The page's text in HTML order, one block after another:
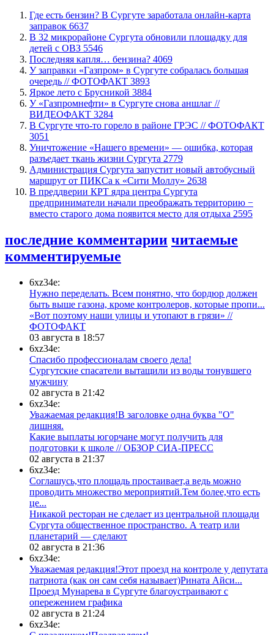
​Где есть бензин? В Сургуте заработала онлайн-карта
заправок 6637
В 32 микрорайоне Сургута обновили площадку для
детей с ОВЗ 5546
​Последняя капля… бензина? 4069
​У заправки «Газпром» в Сургуте собралась большая
очередь // ФОТОФАКТ 3893
Яркое лето с Брусникой 3884
У «Газпромнефти» в Сургуте снова аншлаг //
ВИДЕОФАКТ 3284
​В Сургуте что-то горело в районе ГРЭС // ФОТОФАКТ
3051
​Уничтожение «Нашего времени» — ошибка, которая
разъедает ткань жизни Сургута 2779
​Администрация Сургута запустит новый автобусный
маршрут от ПИКСа к «Сити Моллу» 2638
​В преддверии КРТ ядра центра Сургута
предприниматели начали преображать территорию −
вместо старого дома появится место для отдыха 2595
последние комментарии читаемые
комментируемые
6xz34e:
Нужно переделать. Всем понятно, что бордюр должен
быть выше газона, кроме контролеров, которые пропи...
«Вот поэтому наши улицы и утопают в грязи» //
ФОТОФАКТ
03 августа в 18:57
6xz34e:
Спасибо профессионалам своего дела!
Сургутские спасатели вытащили из воды тонувшего
мужчину
02 августа в 21:42
6xz34e:
Уважаемая редакция!В заголовке одна буква "О"
лишняя.
Какие выплаты югорчане могут получить для
подготовки к школе // ОБЗОР СИА-ПРЕСС
02 августа в 21:37
6xz34e:
Соглашусь,что площадь простаивает,а ведь можно
проводить множество мероприятий.Тем более,что есть
це...
​Никакой ресторан не сделает из центральной площади
Сургута общественное пространство. А театр или
планетарий — сделают
02 августа в 21:36
6xz34e:
Уважаемая редакция!Этот проезд на контроле у депутата
патриота (как он сам себя называет)Рината Айси...
​Проезд Мунарева в Сургуте благоустраивают с
опережением графика
02 августа в 21:24
6xz34e: